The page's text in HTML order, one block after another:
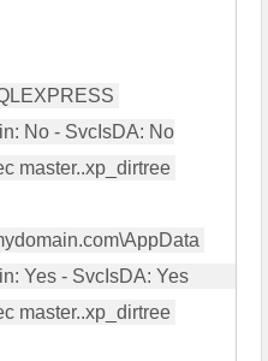
No - SvcIsDA: No
master..xp_dirtree
Yes - SvcIsDA: Yes
master..xp_dirtree